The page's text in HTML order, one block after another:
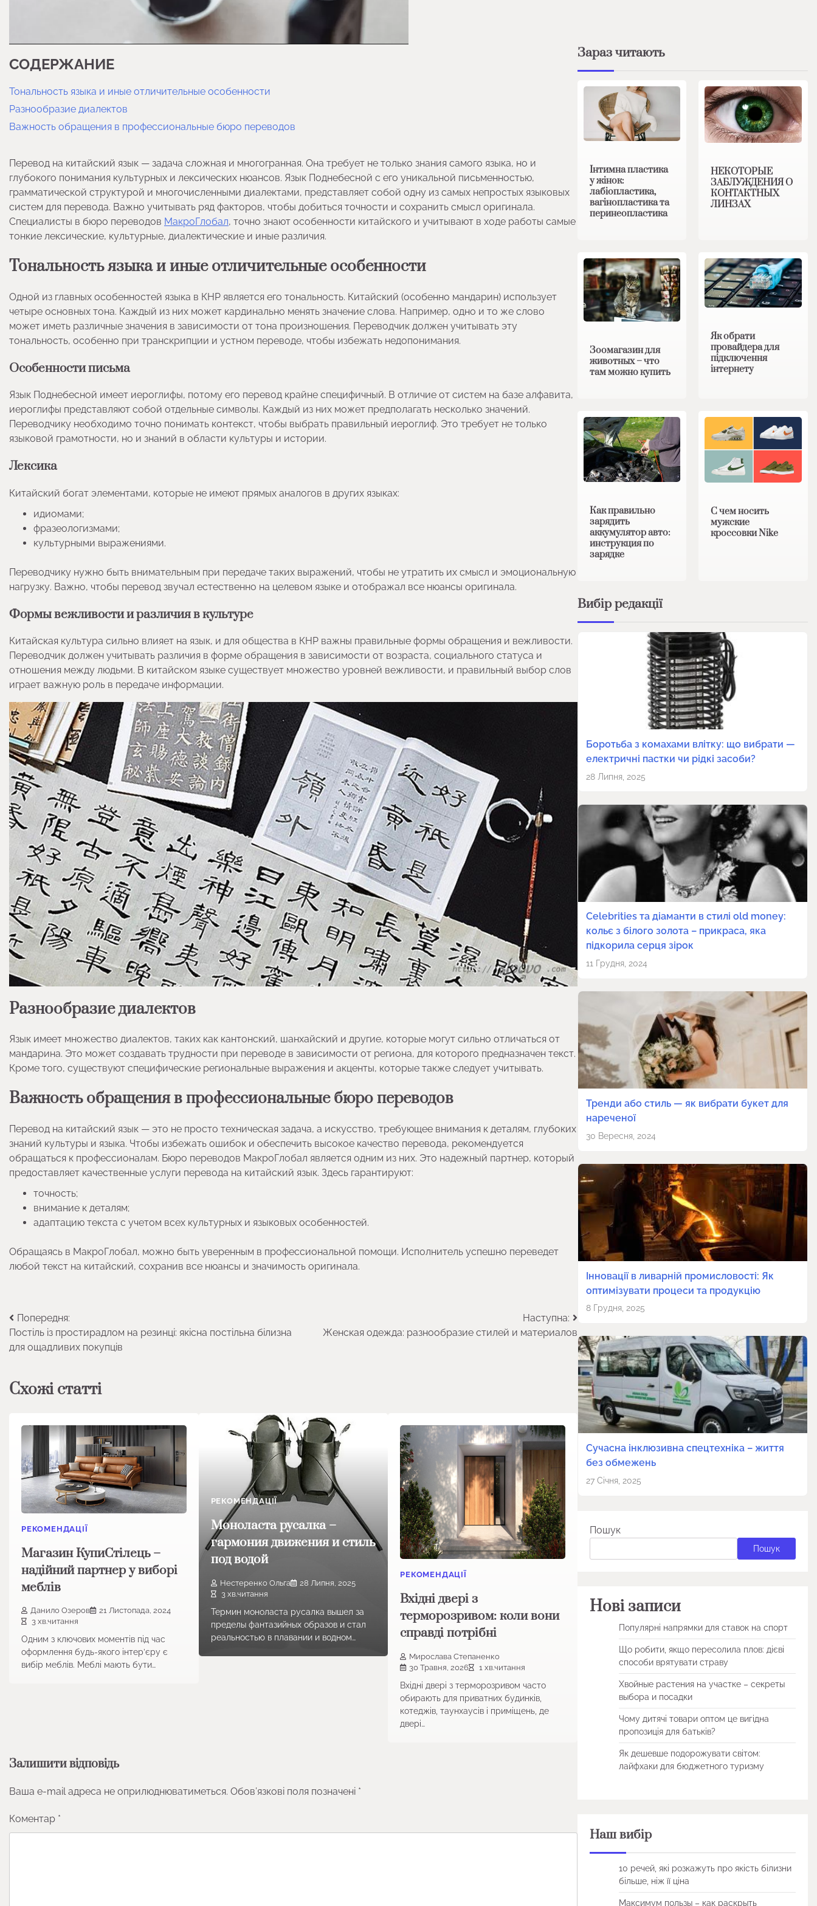
СОДЕРЖАНИЕ
Тональность языка и иные отличительные особенности
Разнообразие диалектов
Важность обращения в профессиональные бюро переводов
Перевод на китайский язык — задача сложная и многогранная. Она требует не только знания самого языка, но и
глубокого понимания культурных и лексических нюансов. Язык Поднебесной с его уникальной письменностью,
грамматической структурой и многочисленными диалектами, представляет собой одну из самых непростых языковых
систем для перевода. Важно учитывать ряд факторов, чтобы добиться точности и сохранить смысл оригинала.
Специалисты в бюро переводов МакроГлобал, точно знают особенности китайского и учитывают в ходе работы самые
тонкие лексические, культурные, диалектические и иные различия.
Тональность языка и иные отличительные особенности
Одной из главных особенностей языка в КНР является его тональность. Китайский (особенно мандарин) использует
четыре основных тона. Каждый из них может кардинально менять значение слова. Например, одно и то же слово
может иметь различные значения в зависимости от тона произношения. Переводчик должен учитывать эту
тональность, особенно при транскрипции и устном переводе, чтобы избежать недопонимания.
Особенности письма
Язык Поднебесной имеет иероглифы, потому его перевод крайне специфичный. В отличие от систем на базе алфавита,
иероглифы представляют собой отдельные символы. Каждый из них может предполагать несколько значений.
Переводчику необходимо точно понимать контекст, чтобы выбрать правильный иероглиф. Это требует не только
языковой грамотности, но и знаний в области культуры и истории.
Лексика
Китайский богат элементами, которые не имеют прямых аналогов в других языках:
идиомами;
фразеологизмами;
культурными выражениями.
Переводчику нужно быть внимательным при передаче таких выражений, чтобы не утратить их смысл и эмоциональную
нагрузку. Важно, чтобы перевод звучал естественно на целевом языке и отображал все нюансы оригинала.
Формы вежливости и различия в культуре
Китайская культура сильно влияет на язык, и для общества в КНР важны правильные формы обращения и вежливости.
Переводчик должен учитывать различия в форме обращения в зависимости от возраста, социального статуса и
отношения между людьми. В китайском языке существует множество уровней вежливости, и правильный выбор слов
играет важную роль в передаче информации.
Разнообразие диалектов
Язык имеет множество диалектов, таких как кантонский, шанхайский и другие, которые могут сильно отличаться от
мандарина. Это может создавать трудности при переводе в зависимости от региона, для которого предназначен текст.
Кроме того, существуют специфические региональные выражения и акценты, которые также следует учитывать.
Важность обращения в профессиональные бюро переводов
Перевод на китайский язык — это не просто техническая задача, а искусство, требующее внимания к деталям, глубоких
знаний культуры и языка. Чтобы избежать ошибок и обеспечить высокое качество перевода, рекомендуется
обращаться к профессионалам. Бюро переводов МакроГлобал является одним из них. Это надежный партнер, который
предоставляет качественные услуги перевода на китайский язык. Здесь гарантируют:
точность;
внимание к деталям;
адаптацию текста с учетом всех культурных и языковых особенностей.
Обращаясь в МакроГлобал, можно быть уверенным в профессиональной помощи. Исполнитель успешно переведет
любой текст на китайский, сохранив все нюансы и значимость оригинала.
Навігація
записів
Попередня:
Постіль із простирадлом на резинці: якісна постільна білизна
для ощадливих покупців
Наступна:
Женская одежда: разнообразие стилей и материалов
Схожі статті
РЕКОМЕНДАЦІЇ
Магазин КупиСтілець –
надійний партнер у виборі
меблів
Данило Озеров
21 Листопада, 2024
3 хв.читання
Одним з ключових моментів під час
оформлення будь-якого інтер’єру є
вибір меблів. Меблі мають бути…
РЕКОМЕНДАЦІЇ
Моноласта русалка –
гармония движения и стиль
под водой
Нестеренко Ольга
28 Липня, 2025
3 хв.читання
Термин моноласта русалка вышел за
пределы фантазийных образов и стал
реальностью в плавании и водном…
РЕКОМЕНДАЦІЇ
Вхідні двері з
терморозривом: коли вони
справді потрібні
Мирослава Степаненко
30 Травня, 2026
1 хв.читання
Вхідні двері з терморозривом часто
обирають для приватних будинків,
котеджів, таунхаусів і приміщень, де
двері…
Залишити відповідь
Ваша e-mail адреса не оприлюднюватиметься. Обов’язкові поля позначені *
Коментар *
Зараз читають
Інтимна пластика
у жінок:
лабіопластика,
вагінопластика та
перинеопластика
НЕКОТОРЫЕ
ЗАБЛУЖДЕНИЯ О
КОНТАКТНЫХ
ЛИНЗАХ
Зоомагазин для
животных – что
там можно купить
Як обрати
провайдера для
підключення
інтернету
Как правильно
зарядить
аккумулятор авто:
инструкция по
зарядке
С чем носить
мужские
кроссовки Nike
Вибір редакції
Боротьба з комахами влітку: що вибрати —
електричні пастки чи рідкі засоби?
28 Липня, 2025
Celebrities та діаманти в стилі old money:
кольє з білого золота – прикраса, яка
підкорила серця зірок
11 Грудня, 2024
Тренди або стиль — як вибрати букет для
нареченої
30 Вересня, 2024
Інновації в ливарній промисловості: Як
оптимізувати процеси та продукцію
8 Грудня, 2025
Сучасна інклюзивна спецтехніка – життя
без обмежень
27 Січня, 2025
Пошук
Пошук
Нові записи
Популярні напрямки для ставок на спорт
Що робити, якщо пересолила плов: дієві
способи врятувати страву
Хвойные растения на участке – секреты
выбора и посадки
Чому дитячі товари оптом це вигідна
пропозиція для батьків?
Як дешевше подорожувати світом:
лайфхаки для бюджетного туризму
Наш вибір
10 речей, які розкажуть про якість білизни
більше, ніж її ціна
Максимум пользы – как раскрыть